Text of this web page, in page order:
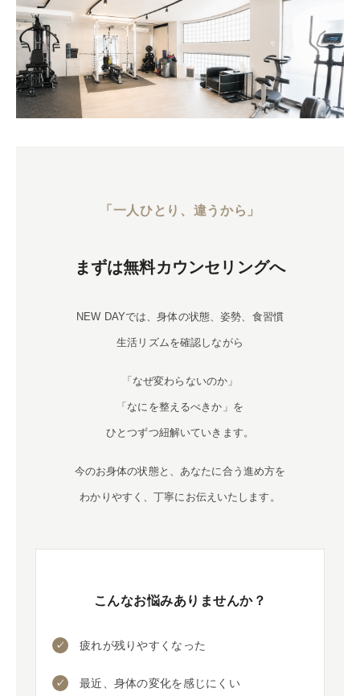
「一人ひとり、違うから」
まずは無料カウンセリングへ
NEW DAYでは、身体の状態、姿勢、食習慣
生活リズムを確認しながら
「なぜ変わらないのか」
「なにを整えるべきか」を
ひとつずつ紐解いていきます。
今のお身体の状態と、あなたに合う進め方を
わかりやすく、丁寧にお伝えいたします。
こんなお悩みありませんか？
疲れが残りやすくなった
最近、身体の変化を感じにくい